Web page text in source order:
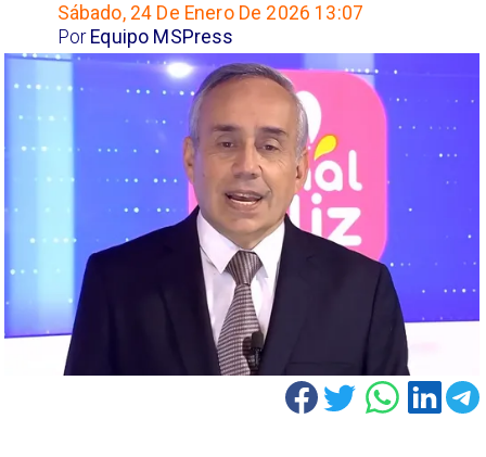
Sábado, 24 De Enero De 2026 13:07
Equipo MSPress
Por